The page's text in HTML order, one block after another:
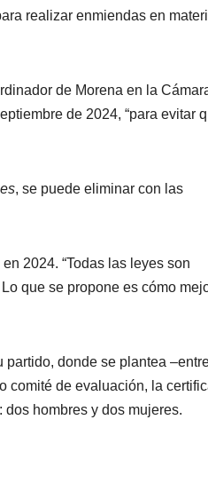
realizar enmiendas en
de Morena en la
de 2024, “para evitar
, se puede eliminar con las
2024. “Todas las leyes son
que se propone es cómo
partido, donde se plantea
comité de evaluación, la
hombres y dos mujeres.